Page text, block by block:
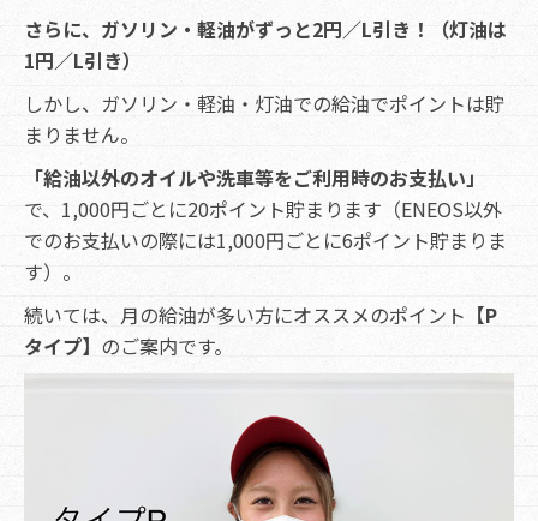
さらに、ガソリン・軽油がずっと2円／L引き！（灯油は
1円／L引き）
しかし、ガソリン・軽油・灯油での給油でポイントは貯
まりません。
「給油以外のオイルや洗車等をご利用時のお支払い」
で、1,000円ごとに20ポイント貯まります（ENEOS以外
でのお支払いの際には1,000円ごとに6ポイント貯まりま
す）。
続いては、月の給油が多い方にオススメのポイント 【P
タイプ】 のご案内です。